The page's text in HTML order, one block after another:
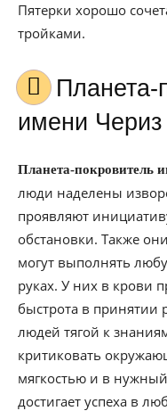
Пятерки хорошо
тройками.
Планета-покровитель для
имени Чериз
Планета-покровитель
люди наделены
проявляют
обстановки. Также
могут выполнять
руках. У них в крови
быстрота в
людей тягой к
критиковать
мягкостью и в
достигает успеха в